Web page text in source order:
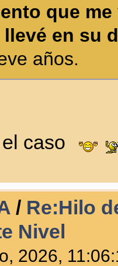
que
llevé en su
años.
caso
/ Re:Hilo
Nivel
2026,